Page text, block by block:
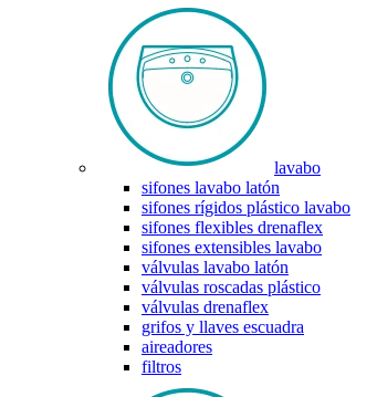
lavabo
sifones lavabo latón
sifones rígidos plástico lavabo
sifones flexibles drenaflex
sifones extensibles lavabo
válvulas lavabo latón
válvulas roscadas plástico
válvulas drenaflex
grifos y llaves escuadra
aireadores
filtros